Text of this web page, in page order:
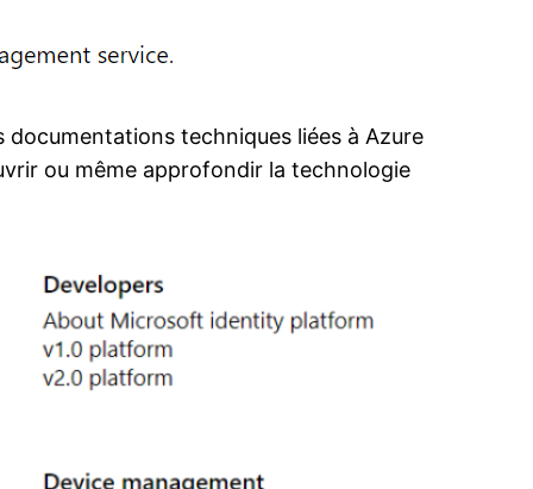
techniques liées à Azure
ou même approfondir la technologie